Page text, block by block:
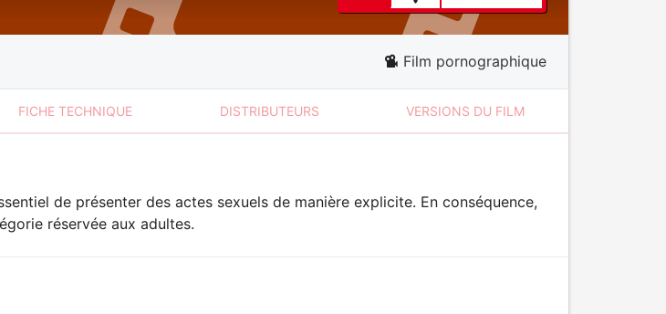
Film pornographique
FICHE TECHNIQUE DISTRIBUTEURS VERSIONS DU FILM
de présenter des actes sexuels de manière explicite. En conséquence,
réservée aux adultes.